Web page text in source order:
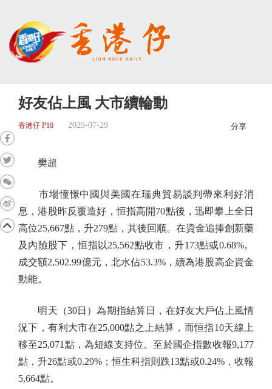
好友佔上風 大市續輪動
香港仔 P10 2025-07-29 分享
樊超
市場憧憬中國與美國在瑞典貿易談判帶來利好消
息，港股昨反覆造好，恒指高開70點後，迅即攀上全日
高位25,667點，升279點，其後回順。在資金追捧創新藥
及內險股下，恒指以25,562點收市，升173點或0.68%。
成交額2,502.99億元，北水佔53.3%，續為港股高企資金
動能。
明天（30日）為期指結算日，在好友大戶佔上風情
況下，有利大市在25,000點之上結算，而恒指10天線上
移至25,071點，為短線支持位。至於國企指數收報9,177
點，升26點或0.29%；恒生科指則跌13點或0.24%，收報
5,664點。